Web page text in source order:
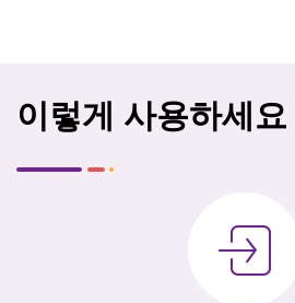
이렇게 사용하세요